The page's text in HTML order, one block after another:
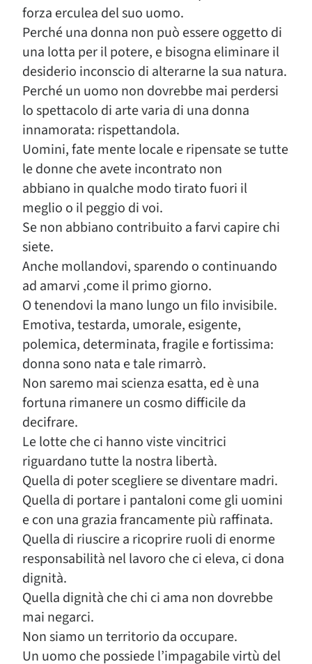
forza erculea del suo uomo.
Perché una donna non può essere oggetto di
una lotta per il potere, e bisogna eliminare il
desiderio inconscio di alterarne la sua natura.
Perché un uomo non dovrebbe mai perdersi
lo spettacolo di arte varia di una donna
innamorata: rispettandola.
Uomini, fate mente locale e ripensate se tutte
le donne che avete incontrato non
abbiano in qualche modo tirato fuori il
meglio o il peggio di voi.
Se non abbiano contribuito a farvi capire chi
siete.
Anche mollandovi, sparendo o continuando
ad amarvi ,come il primo giorno.
O tenendovi la mano lungo un filo invisibile.
Emotiva, testarda, umorale, esigente,
polemica, determinata, fragile e fortissima:
donna sono nata e tale rimarrò.
Non saremo mai scienza esatta, ed è una
fortuna rimanere un cosmo difficile da
decifrare.
Le lotte che ci hanno viste vincitrici
riguardano tutte la nostra libertà.
Quella di poter scegliere se diventare madri.
Quella di portare i pantaloni come gli uomini
e con una grazia francamente più raffinata.
Quella di riuscire a ricoprire ruoli di enorme
responsabilità nel lavoro che ci eleva, ci dona
dignità.
Quella dignità che chi ci ama non dovrebbe
mai negarci.
Non siamo un territorio da occupare.
Un uomo che possiede l’impagabile virtù del